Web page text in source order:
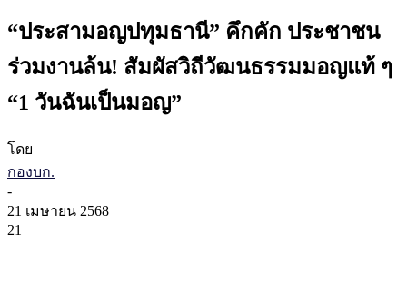
“ประสามอญปทุมธานี” คึกคัก ประชาชน
ร่วมงานล้น! สัมผัสวิถีวัฒนธรรมมอญแท้ ๆ
“1 วันฉันเป็นมอญ”
โดย
กองบก.
-
21 เมษายน 2568
21